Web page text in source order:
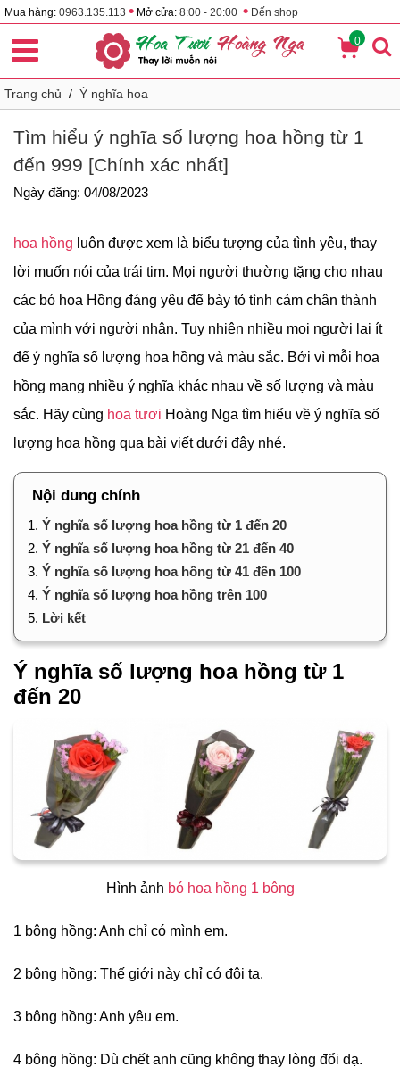
Mua hàng: 0963.135.113 • Mở cửa: 8:00 - 20:00 • Đến shop
0
Trang chủ / Ý nghĩa hoa
Tìm hiểu ý nghĩa số lượng hoa hồng từ 1
đến 999 [Chính xác nhất]
Ngày đăng: 04/08/2023
hoa hồng luôn được xem là biểu tượng của tình yêu, thay
lời muốn nói của trái tim. Mọi người thường tặng cho nhau
các bó hoa Hồng đáng yêu để bày tỏ tình cảm chân thành
của mình với người nhận. Tuy nhiên nhiều mọi người lại ít
để ý nghĩa số lượng hoa hồng và màu sắc. Bởi vì mỗi hoa
hồng mang nhiều ý nghĩa khác nhau về số lượng và màu
sắc. Hãy cùng hoa tươi Hoàng Nga tìm hiểu về ý nghĩa số
lượng hoa hồng qua bài viết dưới đây nhé.
Nội dung chính
1. Ý nghĩa số lượng hoa hồng từ 1 đến 20
2. Ý nghĩa số lượng hoa hồng từ 21 đến 40
3. Ý nghĩa số lượng hoa hồng từ 41 đến 100
4. Ý nghĩa số lượng hoa hồng trên 100
5. Lời kết
Ý nghĩa số lượng hoa hồng từ 1
đến 20
Hình ảnh bó hoa hồng 1 bông
1 bông hồng: Anh chỉ có mình em.
2 bông hồng: Thế giới này chỉ có đôi ta.
3 bông hồng: Anh yêu em.
4 bông hồng: Dù chết anh cũng không thay lòng đổi dạ.